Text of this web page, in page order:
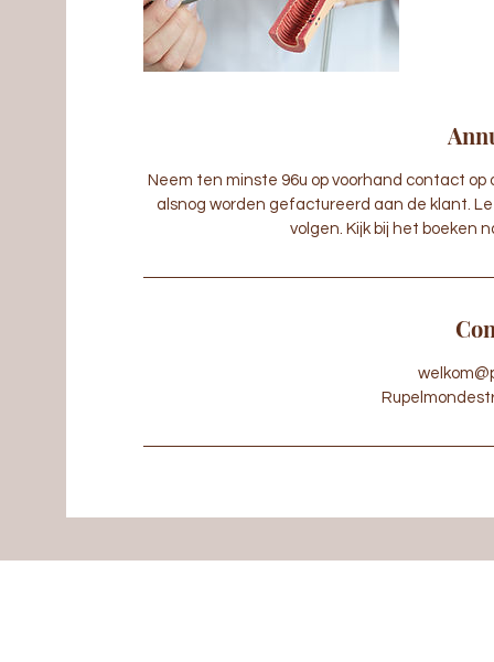
Neem ten minste 96u op voorhand contact
alsnog worden gefactureerd aan de klant.
volgen. Kijk bij het boeken